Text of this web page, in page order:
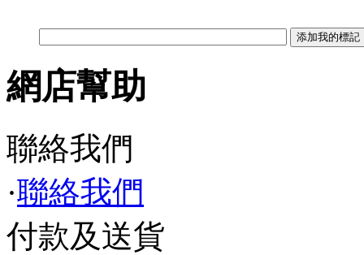
網店幫助
聯絡我們
·聯絡我們
付款及送貨